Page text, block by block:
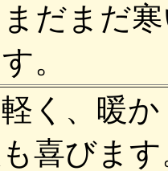
だまだ
。
く、暖
喜びま